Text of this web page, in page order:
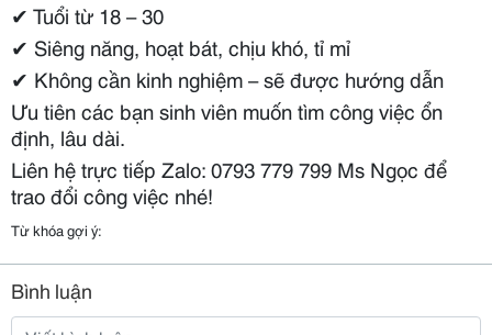
✔ Tuổi từ 18 – 30
✔ Siêng năng, hoạt bát, chịu khó, tỉ mỉ
✔ Không cần kinh nghiệm – sẽ được hướng dẫn
Ưu tiên các bạn sinh viên muốn tìm công việc ổn
định, lâu dài.
Liên hệ trực tiếp Zalo: 0793 779 799 Ms Ngọc để
trao đổi công việc nhé!
Từ khóa gợi ý:
Bình luận